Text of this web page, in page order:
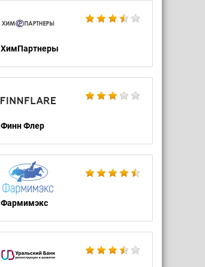
ХимПартнеры
Финн Флер
Фармимэкс